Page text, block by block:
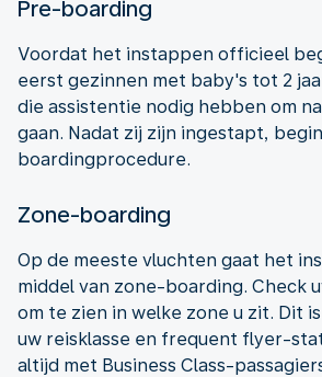
Pre-boarding
Voordat het instappen officieel
eerst gezinnen met baby's tot 2
die assistentie nodig hebben om
gaan. Nadat zij zijn ingestapt,
boardingprocedure.
Zone-boarding
Op de meeste vluchten gaat het
middel van zone-boarding. Check
om te zien in welke zone u zit. Dit
uw reisklasse en frequent flyer-
altijd met Business Class-